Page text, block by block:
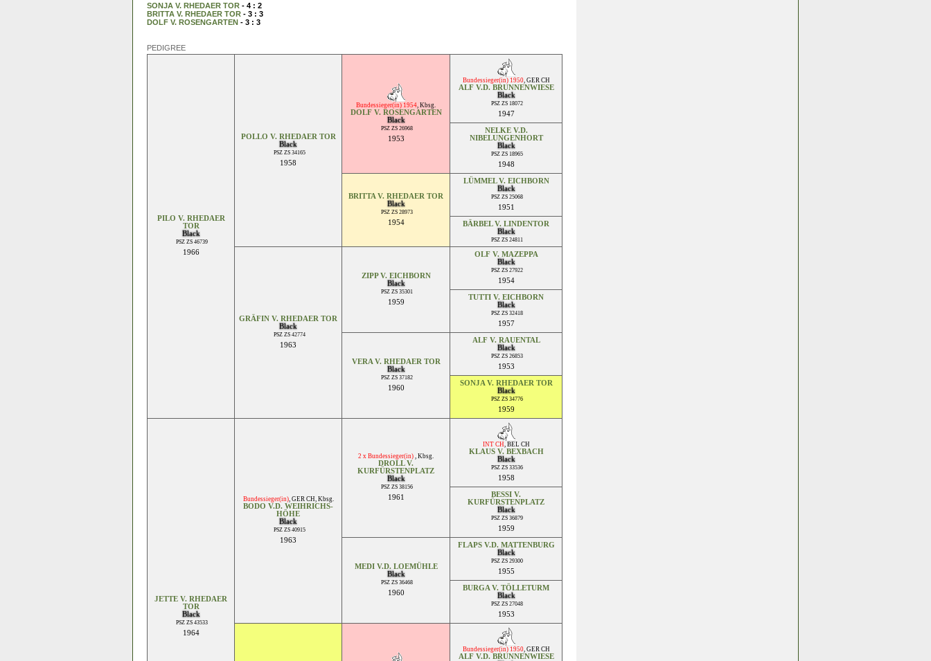
SONJA V. RHEDAER TOR - 4 : 2
BRITTA V. RHEDAER TOR - 3 : 3
DOLF V. ROSENGARTEN - 3 : 3
PEDIGREE
PILO V. RHEDAER
TOR
Black
PSZ ZS 46739
1966
POLLO V. RHEDAER TOR
Black
PSZ ZS 34165
1958
Bundessieger(in) 1954, Kbsg.
DOLF V. ROSENGARTEN
Black
PSZ ZS 26968
1953
Bundessieger(in) 1950, GER CH
ALF V.D. BRUNNENWIESE
Black
PSZ ZS 18072
1947
NELKE V.D.
NIBELUNGENHORT
Black
PSZ ZS 18965
1948
BRITTA V. RHEDAER TOR
Black
PSZ ZS 28973
1954
LÜMMEL V. EICHBORN
Black
PSZ ZS 25068
1951
BÄRBEL V. LINDENTOR
Black
PSZ ZS 24811
GRÄFIN V. RHEDAER TOR
Black
PSZ ZS 42774
1963
ZIPP V. EICHBORN
Black
PSZ ZS 35301
1959
OLF V. MAZEPPA
Black
PSZ ZS 27922
1954
TUTTI V. EICHBORN
Black
PSZ ZS 32418
1957
VERA V. RHEDAER TOR
Black
PSZ ZS 37182
1960
ALF V. RAUENTAL
Black
PSZ ZS 26853
1953
SONJA V. RHEDAER TOR
Black
PSZ ZS 34776
1959
JETTE V. RHEDAER
TOR
Black
PSZ ZS 43533
1964
Bundessieger(in), GER CH, Kbsg.
BODO V.D. WEIHRICHS-
HÖHE
Black
PSZ ZS 40915
1963
2 x Bundessieger(in) , Kbsg.
DROLL V.
KURFÜRSTENPLATZ
Black
PSZ ZS 38156
1961
INT CH, BEL CH
KLAUS V. BEXBACH
Black
PSZ ZS 33536
1958
BESSI V.
KURFÜRSTENPLATZ
Black
PSZ ZS 36879
1959
MEDI V.D. LOEMÜHLE
Black
PSZ ZS 36468
1960
FLAPS V.D. MATTENBURG
Black
PSZ ZS 29300
1955
BURGA V. TÖLLETURM
Black
PSZ ZS 27048
1953
Bundessieger(in) 1950, GER CH
ALF V.D. BRUNNENWIESE